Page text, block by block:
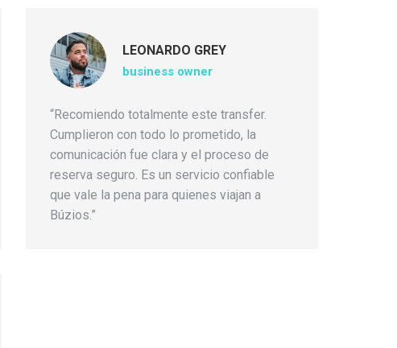
LEONARDO GREY
business owner
“Recomiendo totalmente este transfer.
Cumplieron con todo lo prometido, la
comunicación fue clara y el proceso de
reserva seguro. Es un servicio confiable
que vale la pena para quienes viajan a
Búzios.”